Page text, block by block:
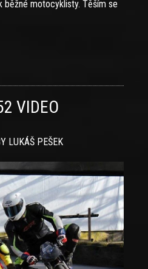
běžné motocyklisty. Těším se
VIDEO
LUKÁŠ PEŠEK